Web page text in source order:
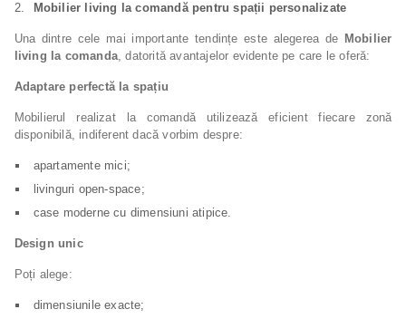
Mobilier living la comandă pentru spații personalizate
Una dintre cele mai importante tendințe este alegerea de Mobilier
living la comanda, datorită avantajelor evidente pe care le oferă:
Adaptare perfectă la spațiu
Mobilierul realizat la comandă utilizează eficient fiecare zonă
disponibilă, indiferent dacă vorbim despre:
apartamente mici;
livinguri open-space;
case moderne cu dimensiuni atipice.
Design unic
Poți alege:
dimensiunile exacte;